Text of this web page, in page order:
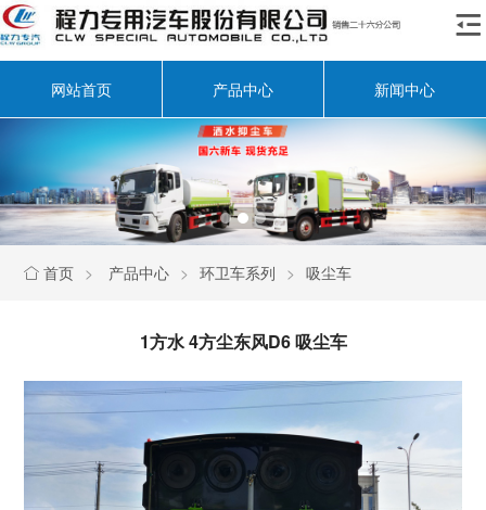

网站首页 产品中心 新闻中心
 首页 > 产品中心 > 环卫车系列 > 吸尘车
1方水 4方尘东风D6 吸尘车